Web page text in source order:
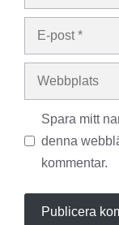
Webbplats
Spara mitt
denna
kommentar.